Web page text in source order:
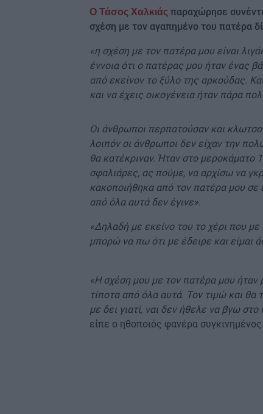
Ο Τάσος Χαλκιάς παραχώρησε
σχέση με τον αγαπημένο του πατέρα
«η σχέση με τον πατέρα μου είναι
έννοια ότι ο πατέρας μου ήταν ένας
από εκείνον το ξύλο της αρκούδας.
και να έχεις οικογένεια ήταν πάρα
Οι άνθρωποι περπατούσαν και
λοιπόν οι άνθρωποι δεν είχαν την
θα κατέκριναν. Ήταν στο
σφαλιάρες, ας πούμε, να αρχίσω να
κακοποιήθηκα από τον πατέρα μου σε
από όλα αυτά δεν έγινε».
«Δηλαδή με εκείνο του το χέρι που
μπορώ να πω ότι με έδειρε και είμαι
«Η σχέση μου με τον πατέρα μου ήταν
τίποτα από όλα αυτά. Τον τιμώ και
με δει γιατί, ναι δεν ήθελε να βγω
είπε ο ηθοποιός φανέρα συγκινημένος.